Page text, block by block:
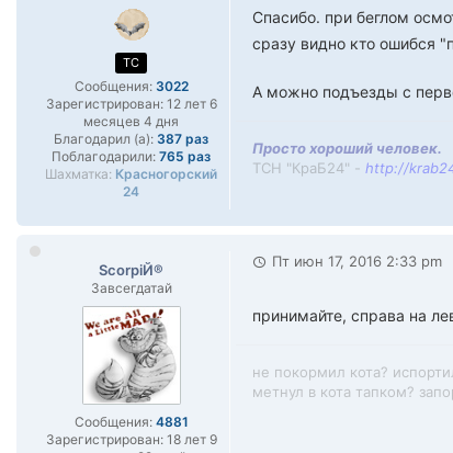
TC
Сообщения: 3022
Зарегистрирован: 12 лет 6
месяцев 4 дня
Благодарил (а): 387 раз
Поблагодарили: 765 раз
Шахматка: Красногорский
24
Спасибо. при беглом
сразу видно кто ошибся
А можно подъезды с
Просто хороший человек.
ТСН "КраБ24" - http://
ScorpiЙ®
Завсегдатай
Сообщения: 4881
Зарегистрирован: 18 лет 9
Пт июн 17, 2016 2:33 pm
принимайте, справа на
не покормил кота?
метнул в кота тапком?